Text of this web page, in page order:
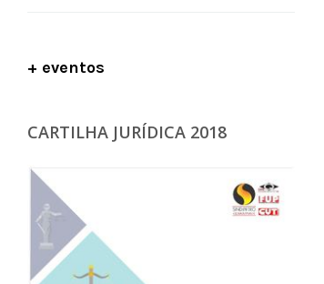
+ eventos
CARTILHA JURÍDICA 2018